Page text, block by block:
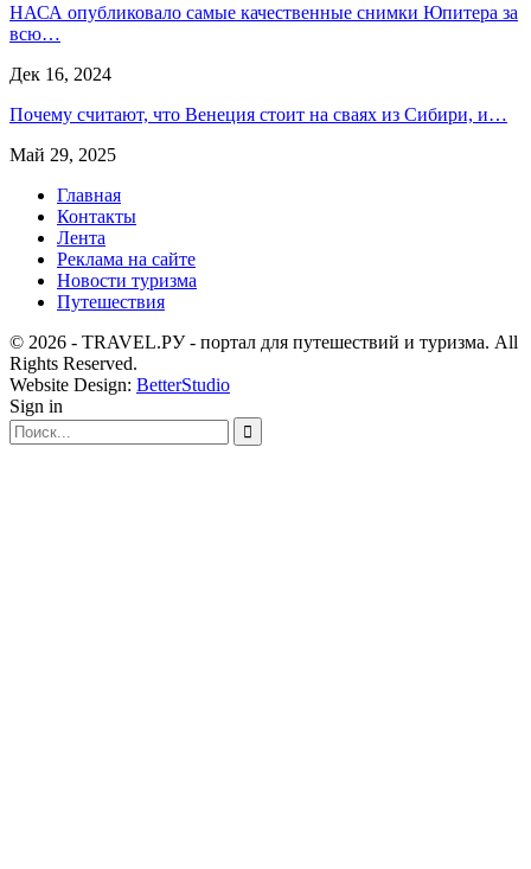
НАСА опубликовало самые качественные снимки Юпитера за
всю…
Дек 16, 2024
Почему считают, что Венеция стоит на сваях из Сибири, и…
Май 29, 2025
Главная
Контакты
Лента
Реклама на сайте
Новости туризма
Путешествия
© 2026 - TRAVEL.РУ - портал для путешествий и туризма. All
Rights Reserved.
Website Design: BetterStudio
Sign in